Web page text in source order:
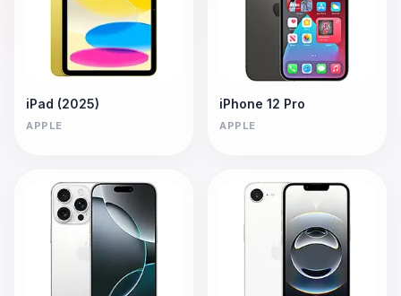
iPad (2025)
APPLE
iPhone 12 Pro
APPLE